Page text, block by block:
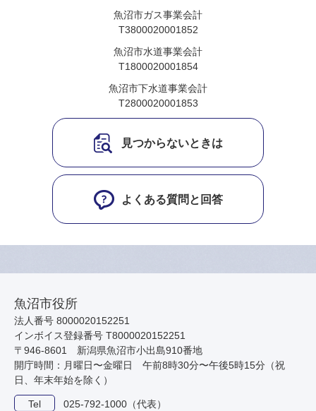
魚沼市ガス事業会計
T3800020001852
魚沼市水道事業会計
T1800020001854
魚沼市下水道事業会計
T2800020001853
見つからないときは
よくある質問と回答
魚沼市役所
法人番号 8000020152251
インボイス登録番号 T8000020152251
〒946-8601 新潟県魚沼市小出島910番地
開庁時間：月曜日〜金曜日 午前8時30分〜午後5時15分（祝
日、年末年始を除く）
Tel 025-792-1000（代表）